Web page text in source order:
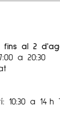
al 2
a 20:30
10:30 a 14 h